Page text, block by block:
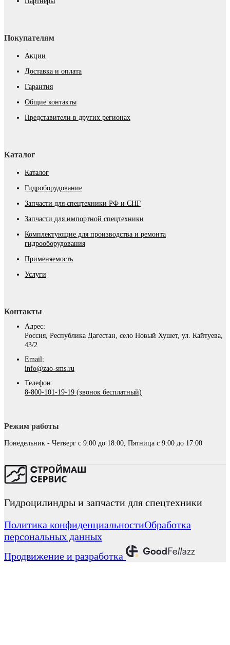
Покупателям
Акции
Доставка и оплата
Гарантия
Общие контакты
Представители в других регионах
Каталог
Каталог
Гидроборудование
Запчасти для спецтехники РФ и СНГ
Запчасти для импортной спецтехники
Комплектующие для производства и ремонта
гидрооборудования
Применяемость
Услуги
Контакты
Адрес:
Россия, Республика Дагестан, село Новый Хушет, ул. Кайтуева,
43/2
Email:
info@zao-sms.ru
Телефон:
8-800-101-19-19 (звонок бесплатный)
Режим работы
Понедельник - Четверг с 9:00 до 18:00, Пятница с 9:00 до 17:00
Гидроцилиндры и запчасти для спецтехники
Политика конфиденциальностиОбработка
персональных данных
Продвижение и разработка